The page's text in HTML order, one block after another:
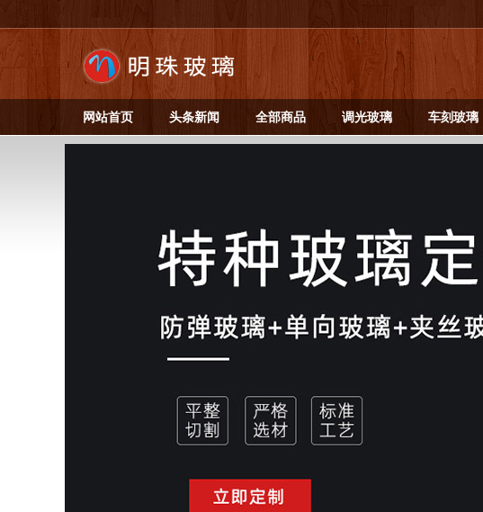
网站首页 头条新闻 全部商品 调光玻璃 车刻玻璃